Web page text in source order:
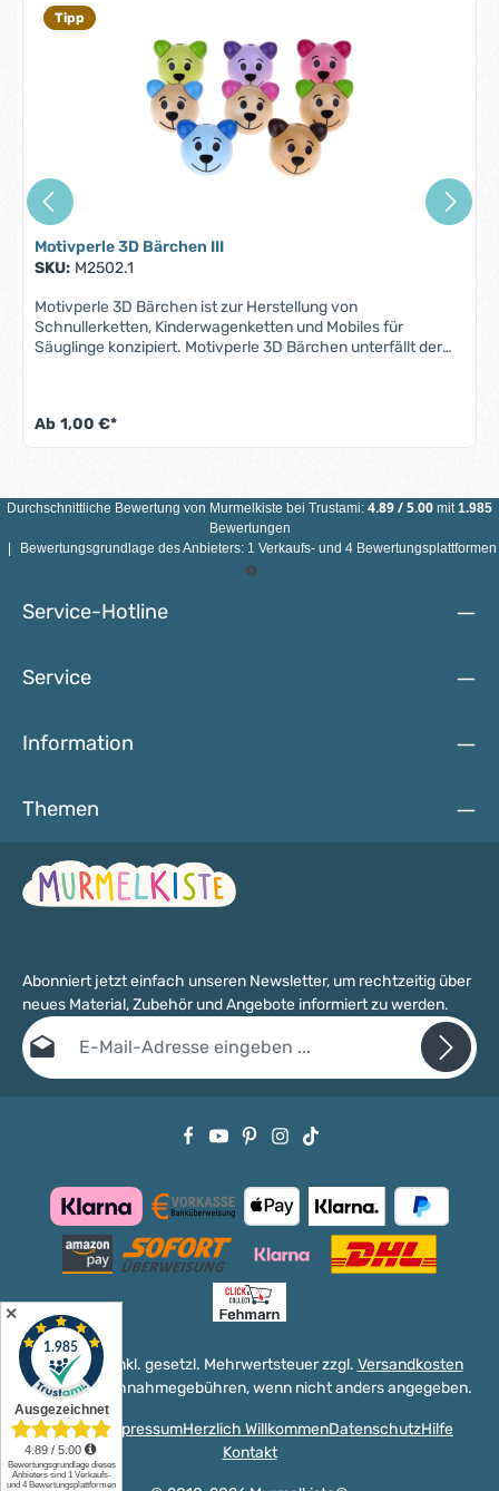
GEEIGNET!
Tipp
Motivperle 3D Bärchen III
SKU: M2502.1
Motivperle 3D Bärchen ist zur Herstellung von
Schnullerketten, Kinderwagenketten und Mobiles für
Säuglinge konzipiert. Motivperle 3D Bärchen unterfällt der
unbedenklich.Eigenschaften Motivperle 3D Bärchen:
Material: AhornholzFarbe: siehe AbbildungGröße:
VERSCHLUCKBARER KLEINTEILE NICHT FÜR KINDER UNTER
Ab 1,00 €*
Durchschnittliche Bewertung von Murmelkiste bei Trustami: 4.89/5.00 mit1.985
Bewertungen
Bewertungsgrundlage des Anbieters: 1 Verkaufs- und 4 Bewertungsplattformen
Service-Hotline
Service
Information
Themen
Abonniert jetzt einfach unseren Newsletter, um rechtzeitig über
neues Material, Zubehör und Angebote informiert zu werden.
E-Mail-Adresse*
Datenschutzbestimmungenzur Kenntnis genommen
Alle Preise inkl. gesetzl. Mehrwertsteuer zzgl. Versandkosten
und ggf. Nachnahmegebühren, wenn nicht anders angegeben.
VersandImpressumHerzlich WillkommenDatenschutzHilfe
Kontakt
✕